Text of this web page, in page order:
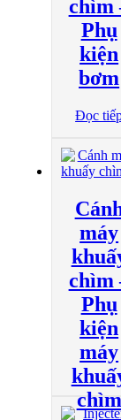
chìm
Phụ
kiện
bơm
Đọc
máy
chìm
Phụ
kiện
máy
chìm